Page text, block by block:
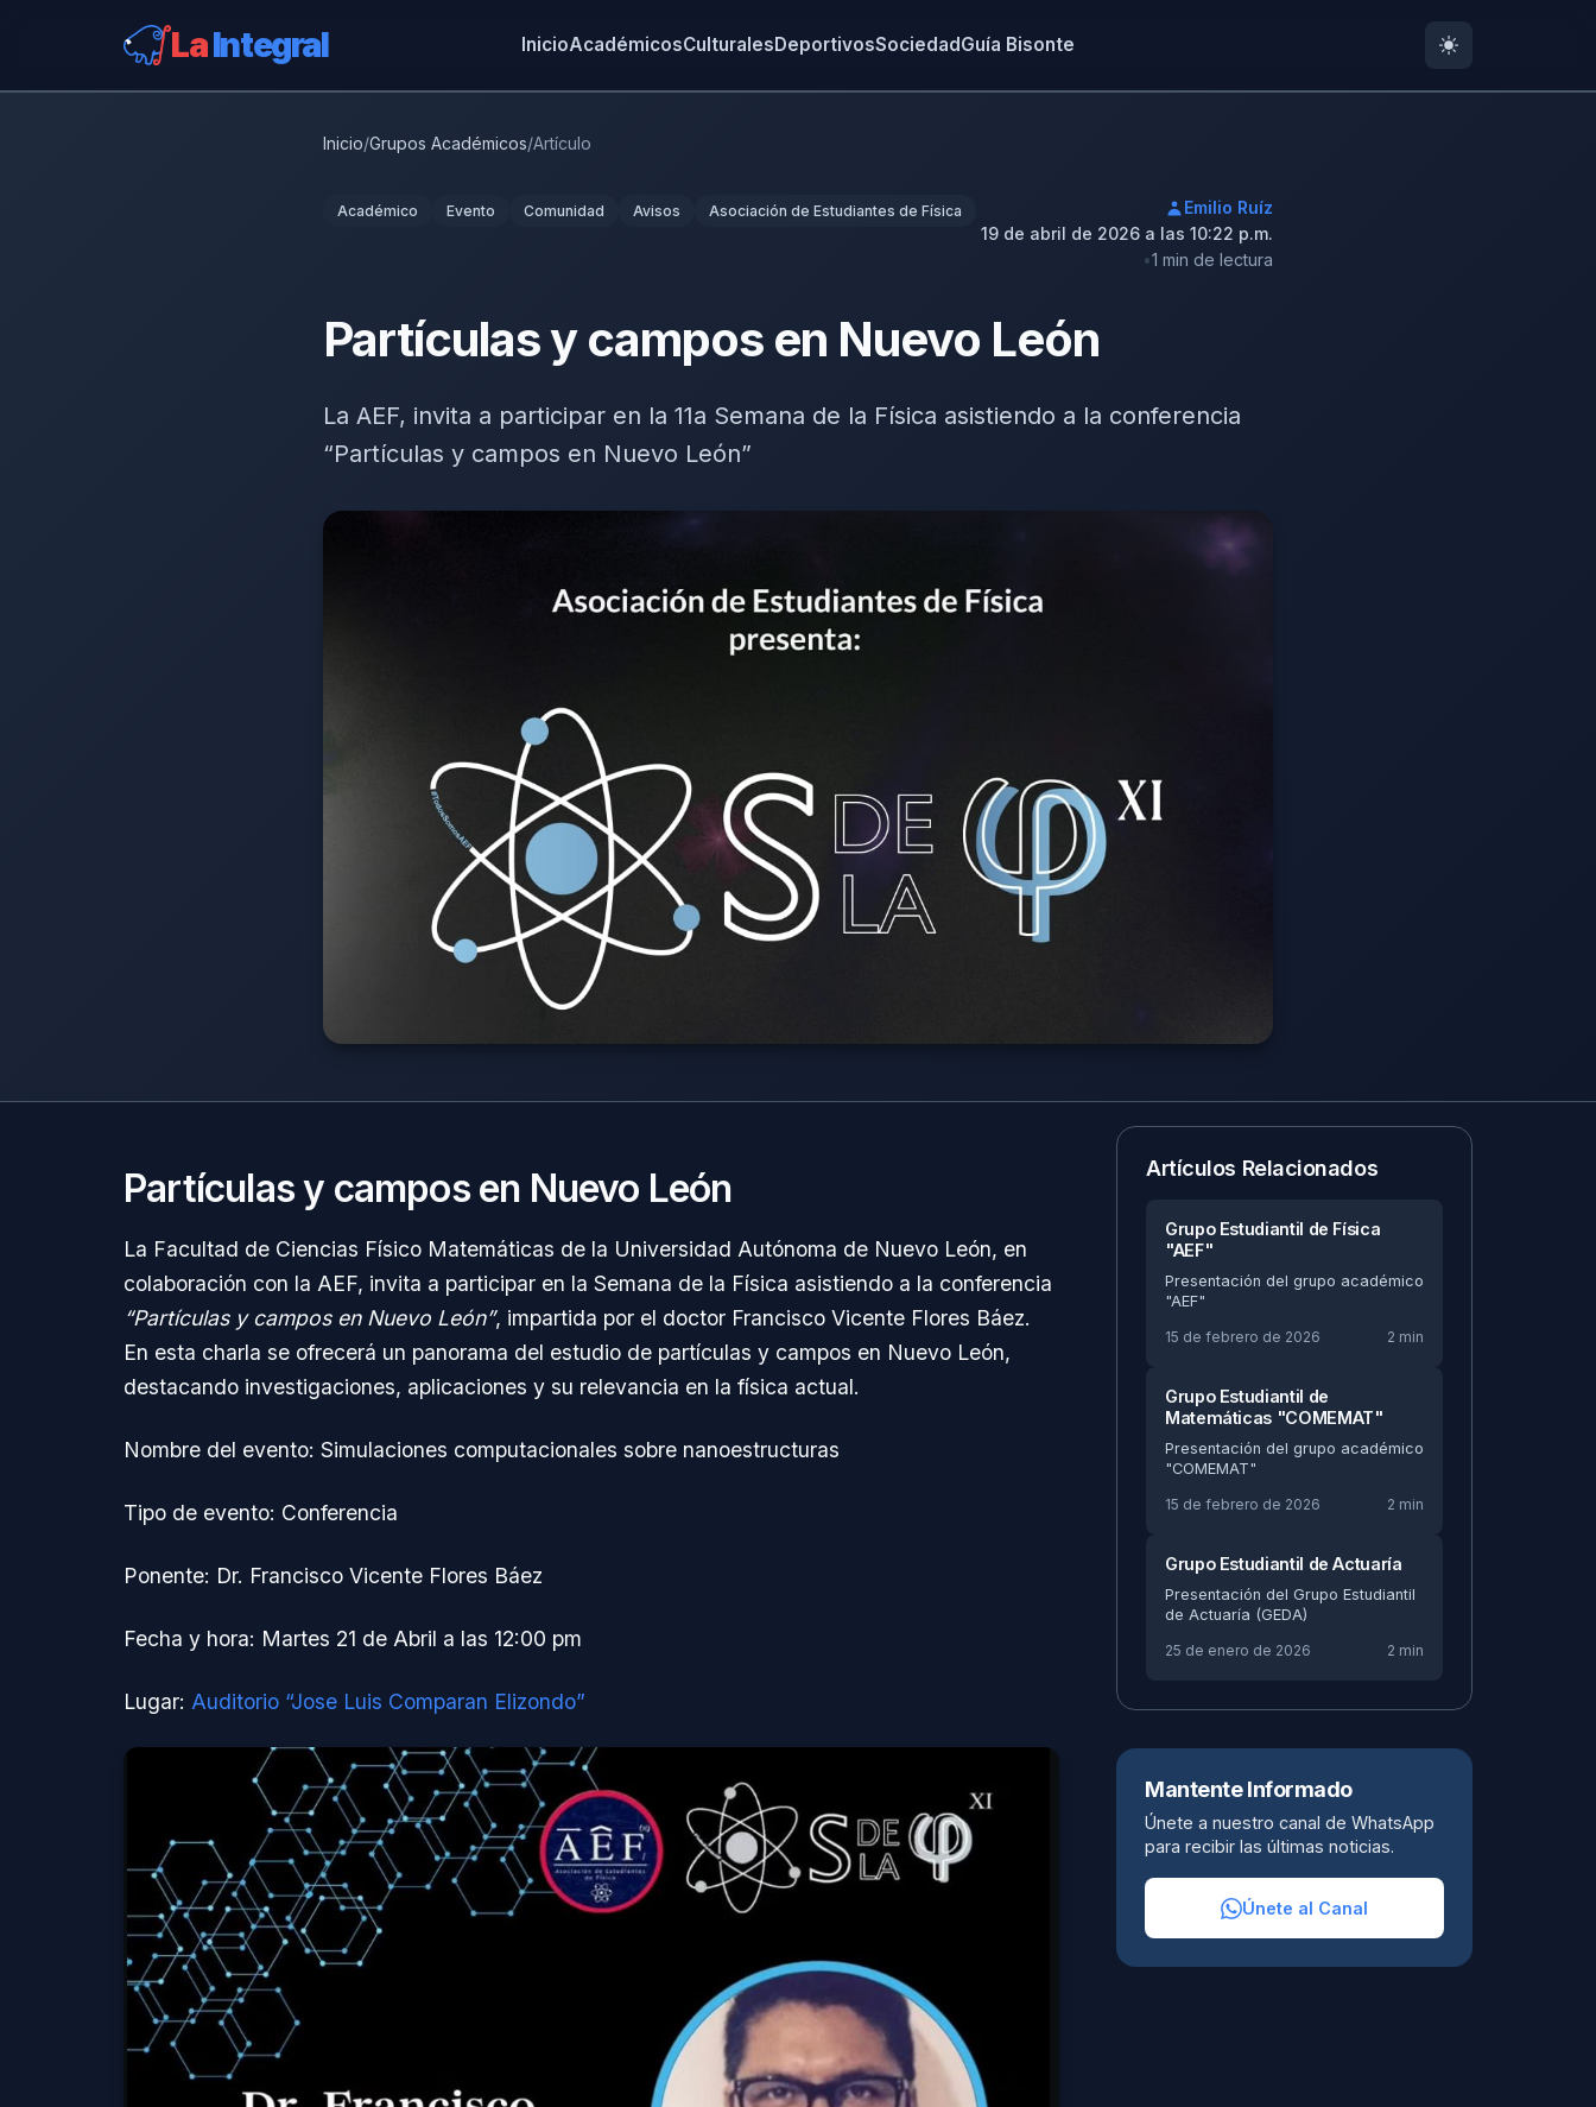
LaIntegral InicioAcadémicosCulturalesDeportivosSociedadGuía Bisonte
Inicio/Grupos Académicos/Artículo
Académico Evento Comunidad Avisos Asociación de Estudiantes de Física
Emilio Ruíz
19 de abril de 2026 a las 10:22 p.m.
1 min de lectura
Partículas y campos en Nuevo León
La AEF, invita a participar en la 11a Semana de la Física asistiendo a la conferencia
“Partículas y campos en Nuevo León”
Partículas y campos en Nuevo León
La Facultad de Ciencias Físico Matemáticas de la Universidad Autónoma de Nuevo León, en
colaboración con la AEF, invita a participar en la Semana de la Física asistiendo a la conferencia
“Partículas y campos en Nuevo León”, impartida por el doctor Francisco Vicente Flores Báez.
En esta charla se ofrecerá un panorama del estudio de partículas y campos en Nuevo León,
destacando investigaciones, aplicaciones y su relevancia en la física actual.
Nombre del evento: Simulaciones computacionales sobre nanoestructuras
Tipo de evento: Conferencia
Ponente: Dr. Francisco Vicente Flores Báez
Fecha y hora: Martes 21 de Abril a las 12:00 pm
Lugar: Auditorio “Jose Luis Comparan Elizondo”
Artículos Relacionados
Grupo Estudiantil de Física
"AEF"
Presentación del grupo académico
"AEF"
15 de febrero de 2026
2 min
Grupo Estudiantil de
Matemáticas "COMEMAT"
Presentación del grupo académico
"COMEMAT"
15 de febrero de 2026
2 min
Grupo Estudiantil de Actuaría
Presentación del Grupo Estudiantil
de Actuaría (GEDA)
25 de enero de 2026
2 min
Mantente Informado
Únete a nuestro canal de WhatsApp
para recibir las últimas noticias.
Únete al Canal